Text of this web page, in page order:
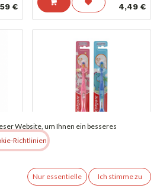
€ 4,49 €
Colgate Zahnbürste Für
Kinder Extra Soft (2-5Y)
1,00€
Website, um Ihnen ein besseres
Richtlinien
Nur essentielle Ich stimme zu